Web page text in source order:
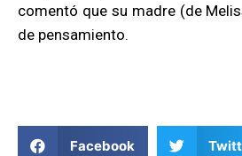
comentó que su madre (de
de pensamiento.
Facebook